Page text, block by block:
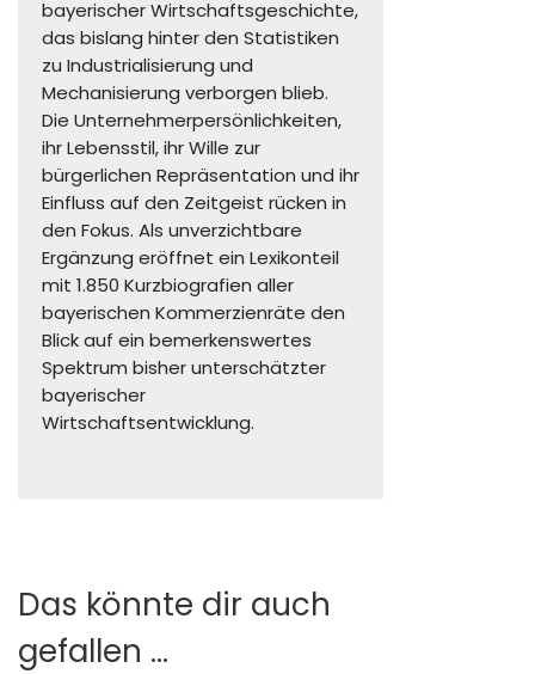
bayerischer Wirtschaftsgeschichte,
das bislang hinter den Statistiken
zu Industrialisierung und
Mechanisierung verborgen blieb.
Die Unternehmerpersönlichkeiten,
ihr Lebensstil, ihr Wille zur
bürgerlichen Repräsentation und ihr
Einfluss auf den Zeitgeist rücken in
den Fokus. Als unverzichtbare
Ergänzung eröffnet ein Lexikonteil
mit 1.850 Kurzbiografien aller
bayerischen Kommerzienräte den
Blick auf ein bemerkenswertes
Spektrum bisher unterschätzter
bayerischer
Wirtschaftsentwicklung.
Das könnte dir auch
gefallen …